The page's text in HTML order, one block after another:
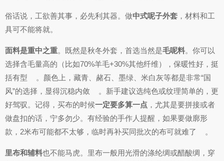
俗话说，工欲善其事，必先利其器。做中式呢子外套 ，材料和工
具可不能将就。
面料是重中之重。既然是秋冬外套，首选当然是毛呢料。你可以
选择含毛量高的（比如70%羊毛+30%其他纤维），保暖性好，挺
括有型
。颜色上，藏青、赭石、墨绿、米白灰等都是非常“国
风”的选择，显得沉稳内敛
。新手建议选纯色或纹理简单的，更
好驾驭。记得，买布的时候一定要多算一点 ，尤其是要拼接或者
做盘扣的话，宁多勿少。有经验的手作人提醒，如果要做廓形
款，2米布可能都不太够，临时再补买同批次的布可就难了
。
里布和辅料也不能马虎。里布一般用光滑的涤纶绸或醋酸绸，穿